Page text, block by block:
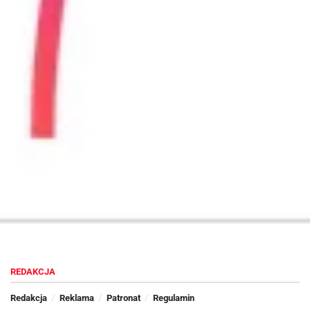
może przesyłać klientom czekającym w kolejce do działu z
akcesoriami kupony na dodatki do iPhone. Osoby oglądające
iPady mogłyby zaś otrzymać takowy na tablet
AktualizacjaiOS 7.1.2jest dostępna do pobrania z poziomu
REDAKCJA
Redakcja Reklama Patronat Regulamin